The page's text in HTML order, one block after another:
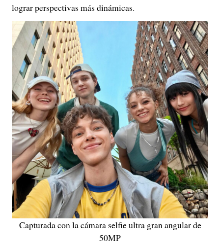
lograr perspectivas más dinámicas.
Capturada con la cámara selfie ultra gran angular de
50MP